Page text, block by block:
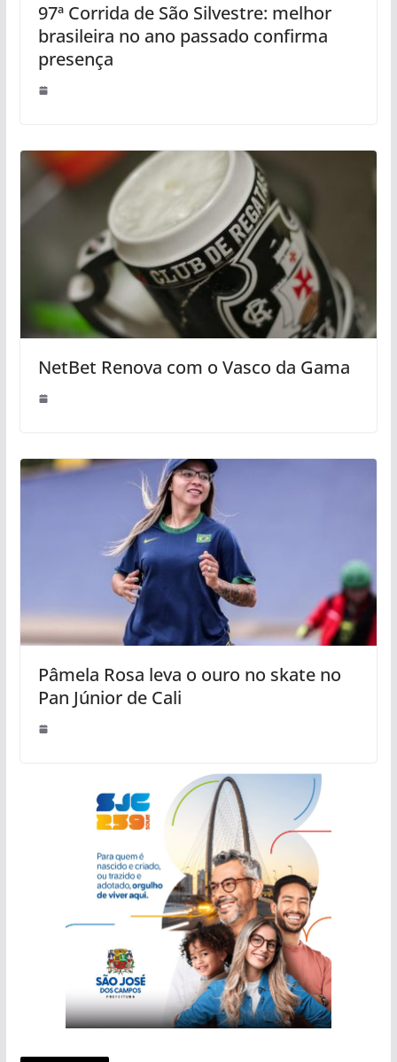
97ª Corrida de São Silvestre: melhor
brasileira no ano passado confirma
presença
NetBet Renova com o Vasco da Gama
Pâmela Rosa leva o ouro no skate no
Pan Júnior de Cali